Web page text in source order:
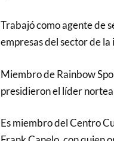
Trabajó como agente de
empresas del sector de
Miembro de Rainbow
presidieron el líder
Es miembro del Centro